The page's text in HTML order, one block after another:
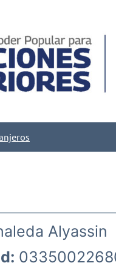
Alyassin